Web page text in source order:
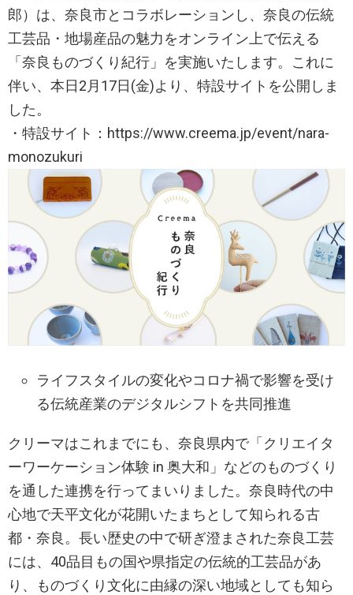
郎）は、奈良市とコラボレーションし、奈良の伝統
工芸品・地場産品の魅力をオンライン上で伝える
「奈良ものづくり紀行」を実施いたします。これに
伴い、本日2月17日(金)より、特設サイトを公開しま
した。
・特設サイト：https://www.creema.jp/event/nara-
monozukuri
ライフスタイルの変化やコロナ禍で影響を受け
る伝統産業のデジタルシフトを共同推進
クリーマはこれまでにも、奈良県内で「クリエイタ
ーワーケーション体験 in 奥大和」などのものづくり
を通した連携を行ってまいりました。奈良時代の中
心地で天平文化が花開いたまちとして知られる古
都・奈良。長い歴史の中で研ぎ澄まされた奈良工芸
には、40品目もの国や県指定の伝統的工芸品があ
り、ものづくり文化に由縁の深い地域としても知ら